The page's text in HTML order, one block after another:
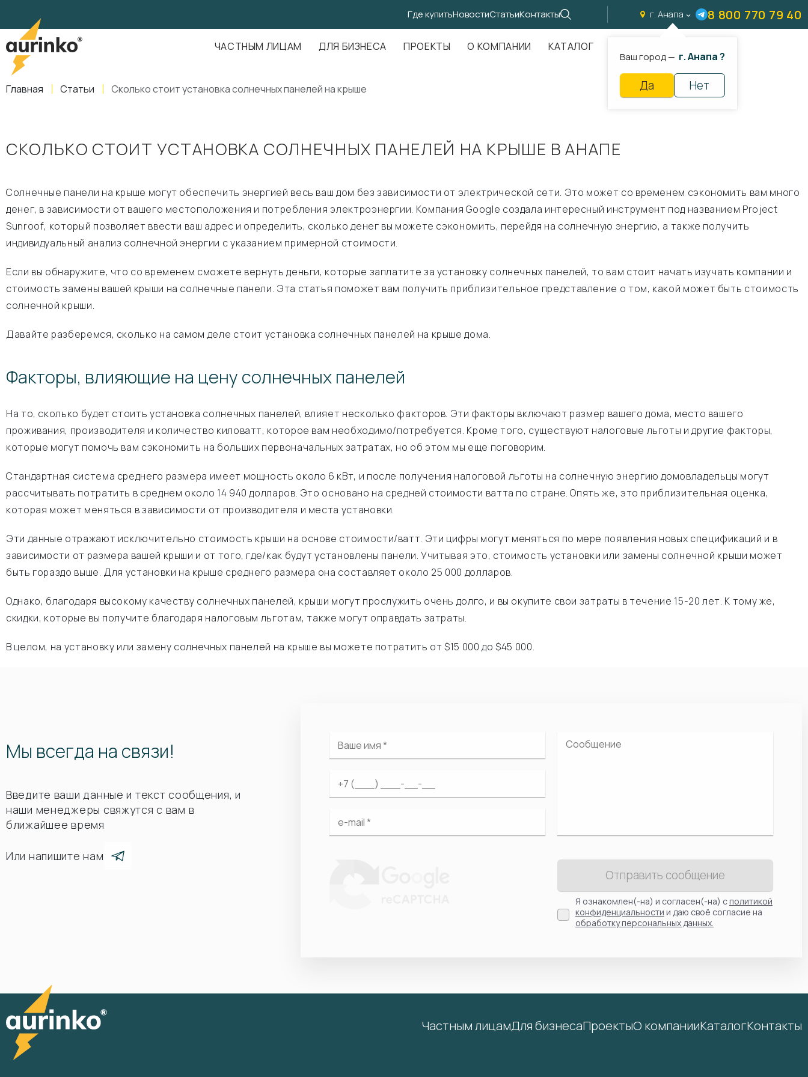
Где купитьНовостиСтатьиКонтакты г. Анапа
Ваш город — г. Анапа ?
Да Нет
8 800 770 79 40
ЧАСТНЫМ ЛИЦАМ ДЛЯ БИЗНЕСА ПРОЕКТЫ О КОМПАНИИ КАТАЛОГ
Главная Статьи Сколько стоит установка солнечных панелей на крыше
СКОЛЬКО СТОИТ УСТАНОВКА СОЛНЕЧНЫХ ПАНЕЛЕЙ НА КРЫШЕ В АНАПЕ
Солнечные панели на крыше могут обеспечить энергией весь ваш дом без зависимости от электрической сети. Это может со временем сэкономить вам много
денег, в зависимости от вашего местоположения и потребления электроэнергии. Компания Google создала интересный инструмент под названием Project
Sunroof, который позволяет ввести ваш адрес и определить, сколько денег вы можете сэкономить, перейдя на солнечную энергию, а также получить
индивидуальный анализ солнечной энергии с указанием примерной стоимости.
Если вы обнаружите, что со временем сможете вернуть деньги, которые заплатите за установку солнечных панелей, то вам стоит начать изучать компании и
стоимость замены вашей крыши на солнечные панели. Эта статья поможет вам получить приблизительное представление о том, какой может быть стоимость
солнечной крыши.
Давайте разберемся, сколько на самом деле стоит установка солнечных панелей на крыше дома.
Факторы, влияющие на цену солнечных панелей
На то, сколько будет стоить установка солнечных панелей, влияет несколько факторов. Эти факторы включают размер вашего дома, место вашего
проживания, производителя и количество киловатт, которое вам необходимо/потребуется. Кроме того, существуют налоговые льготы и другие факторы,
которые могут помочь вам сэкономить на больших первоначальных затратах, но об этом мы еще поговорим.
Стандартная система среднего размера имеет мощность около 6 кВт, и после получения налоговой льготы на солнечную энергию домовладельцы могут
рассчитывать потратить в среднем около 14 940 долларов. Это основано на средней стоимости ватта по стране. Опять же, это приблизительная оценка,
которая может меняться в зависимости от производителя и места установки.
Эти данные отражают исключительно стоимость крыши на основе стоимости/ватт. Эти цифры могут меняться по мере появления новых спецификаций и в
зависимости от размера вашей крыши и от того, где/как будут установлены панели. Учитывая это, стоимость установки или замены солнечной крыши может
быть гораздо выше. Для установки на крыше среднего размера она составляет около 25 000 долларов.
Однако, благодаря высокому качеству солнечных панелей, крыши могут прослужить очень долго, и вы окупите свои затраты в течение 15-20 лет. К тому же,
скидки, которые вы получите благодаря налоговым льготам, также могут оправдать затраты.
В целом, на установку или замену солнечных панелей на крыше вы можете потратить от $15 000 до $45 000.
Мы всегда на связи!
Введите ваши данные и текст сообщения, и
наши менеджеры свяжутся с вам в
ближайшее время
Или напишите нам
Отправить сообщение
Я ознакомлен(-на) и согласен(-на) сполитикой
конфиденциальности и даю своё согласие на
обработку персональных данных.
Частным лицамДля бизнесаПроектыО компанииКаталогКонтакты
,Свердловская область
info@aurinkos.com
8-800-770-79-40